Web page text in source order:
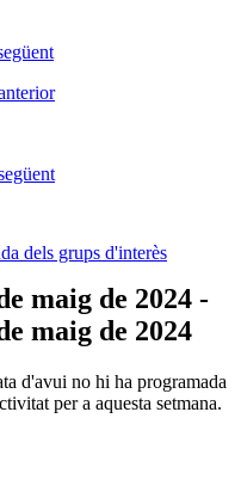
dels grups d'interès
maig de 2024 -
maig de 2024
d'avui no hi ha programada
per a aquesta setmana.